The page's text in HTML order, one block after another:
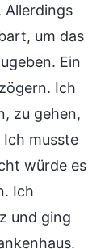
Allerdings
um das
Ein
Ich
zu gehen,
Ich musste
würde es
Ich
und ging